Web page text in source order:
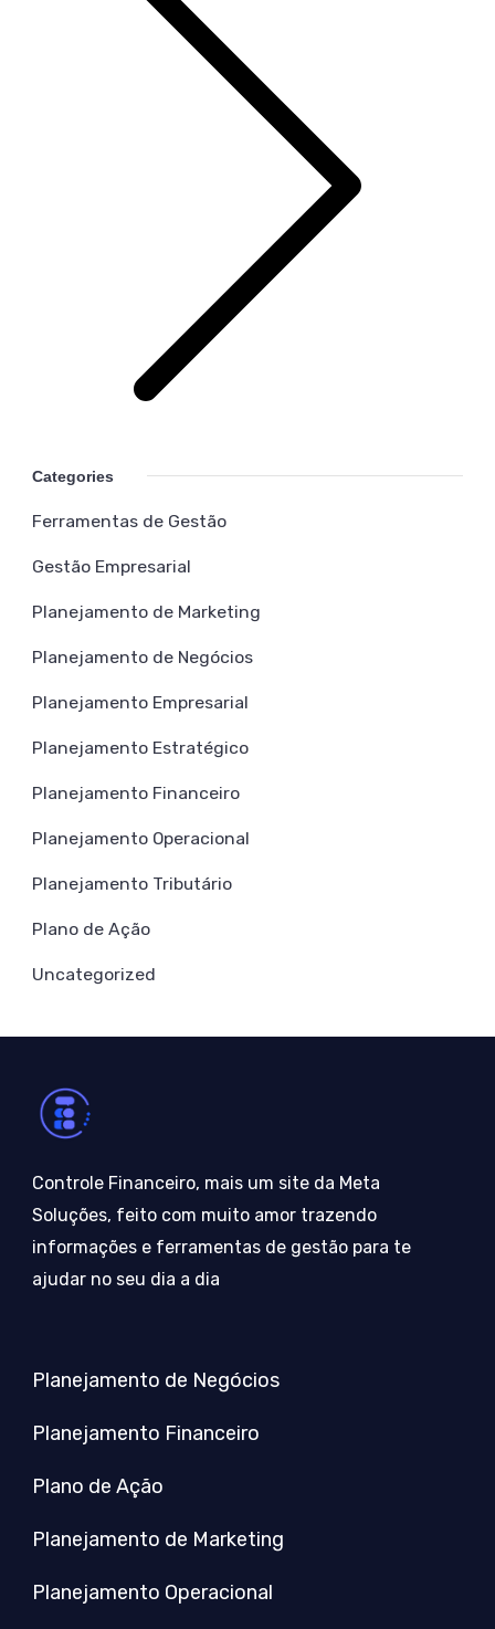
Categories
Ferramentas de Gestão
Gestão Empresarial
Planejamento de Marketing
Planejamento de Negócios
Planejamento Empresarial
Planejamento Estratégico
Planejamento Financeiro
Planejamento Operacional
Planejamento Tributário
Plano de Ação
Uncategorized
Controle Financeiro, mais um site da Meta
Soluções, feito com muito amor trazendo
informações e ferramentas de gestão para te
ajudar no seu dia a dia
Planejamento de Negócios
Planejamento Financeiro
Plano de Ação
Planejamento de Marketing
Planejamento Operacional